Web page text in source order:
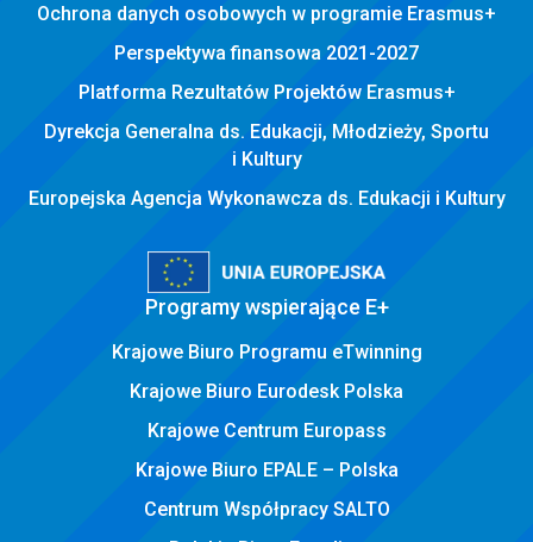
Ochrona danych osobowych w programie Erasmus+
Perspektywa finansowa 2021-2027
Platforma Rezultatów Projektów Erasmus+
Dyrekcja Generalna ds. Edukacji, Młodzieży, Sportu
i Kultury
Europejska Agencja Wykonawcza ds. Edukacji i Kultury
Programy wspierające E+
Krajowe Biuro Programu eTwinning
Krajowe Biuro Eurodesk Polska
Krajowe Centrum Europass
Krajowe Biuro EPALE – Polska
Centrum Współpracy SALTO